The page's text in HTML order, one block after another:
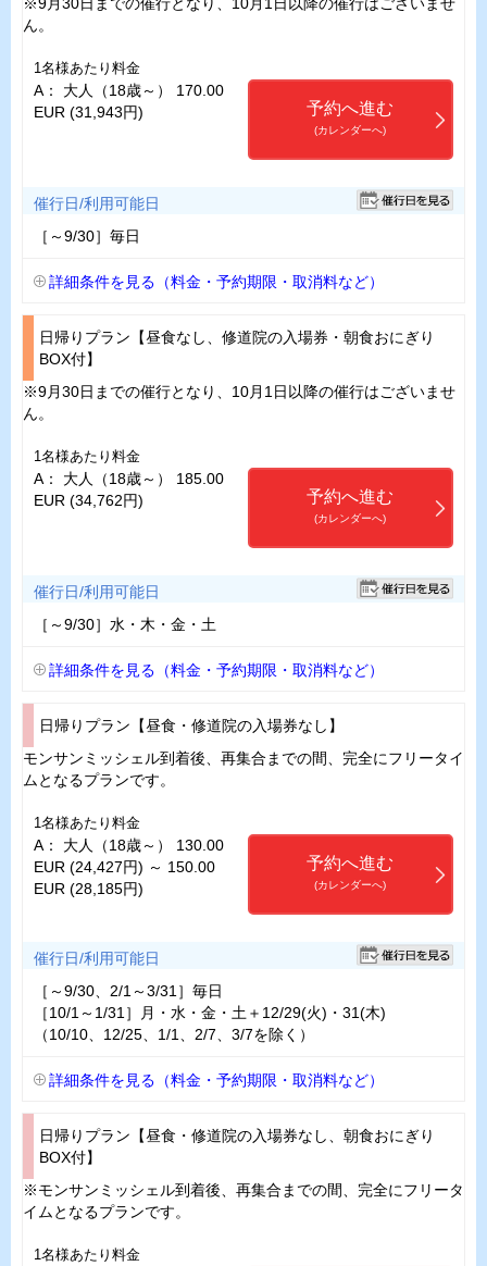
ん。
1名様あたり料金
A： 大人（18歳～） 170.00
EUR (31,943円)
予約へ進む
(カレンダーへ)
催行日/利用可能日
［～9/30］毎日
詳細条件を見る（料金・予約期限・取消料など）
日帰りプラン【昼食なし、修道院の入場券・朝食おにぎり
BOX付】
※9月30日までの催行となり、10月1日以降の催行はございませ
ん。
1名様あたり料金
A： 大人（18歳～） 185.00
EUR (34,762円)
予約へ進む
(カレンダーへ)
催行日/利用可能日
［～9/30］水・木・金・土
詳細条件を見る（料金・予約期限・取消料など）
日帰りプラン【昼食・修道院の入場券なし】
モンサンミッシェル到着後、再集合までの間、完全にフリータイ
ムとなるプランです。
1名様あたり料金
A： 大人（18歳～） 130.00
EUR (24,427円) ～ 150.00
EUR (28,185円)
予約へ進む
(カレンダーへ)
催行日/利用可能日
［～9/30、2/1～3/31］毎日
［10/1～1/31］月・水・金・土＋12/29(火)・31(木)
（10/10、12/25、1/1、2/7、3/7を除く）
詳細条件を見る（料金・予約期限・取消料など）
日帰りプラン【昼食・修道院の入場券なし、朝食おにぎり
BOX付】
※モンサンミッシェル到着後、再集合までの間、完全にフリータ
イムとなるプランです。
1名様あたり料金